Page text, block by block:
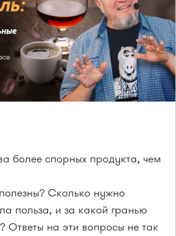
более спорных продукта, чем
Сколько нужно
польза, и за какой гранью
Ответы на эти вопросы не так